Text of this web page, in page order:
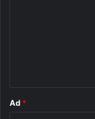
Ad *